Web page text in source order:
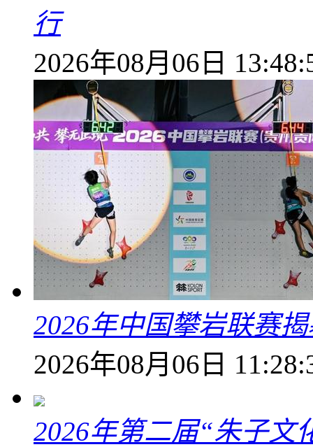
行
2026年08月06日
2026年中国攀岩联赛
2026年08月06日
2026年第二届“朱子文